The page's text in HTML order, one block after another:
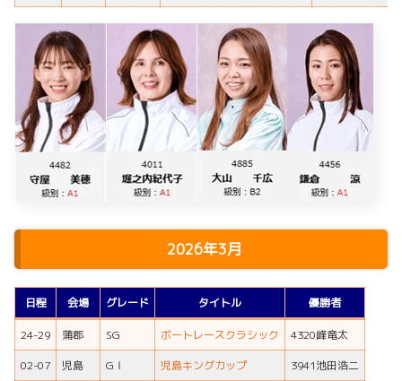
2026年3月
日程 会場 グレード タイトル 優勝者
24-29 蒲郡 SG ボートレースクラシック
4320峰竜太
02-07
児島 GⅠ 児島キングカップ
3941池田浩二